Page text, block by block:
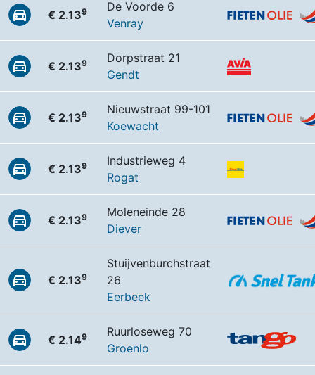
€ 2.139
De Voorde 6
Venray
€ 2.139
Dorpstraat 21
Gendt
€ 2.139
Nieuwstraat 99-101
Koewacht
€ 2.139
Industrieweg 4
Rogat
€ 2.139
Moleneinde 28
Diever
€ 2.139
Stuijvenburchstraat
26
Eerbeek
€ 2.149
Ruurloseweg 70
Groenlo